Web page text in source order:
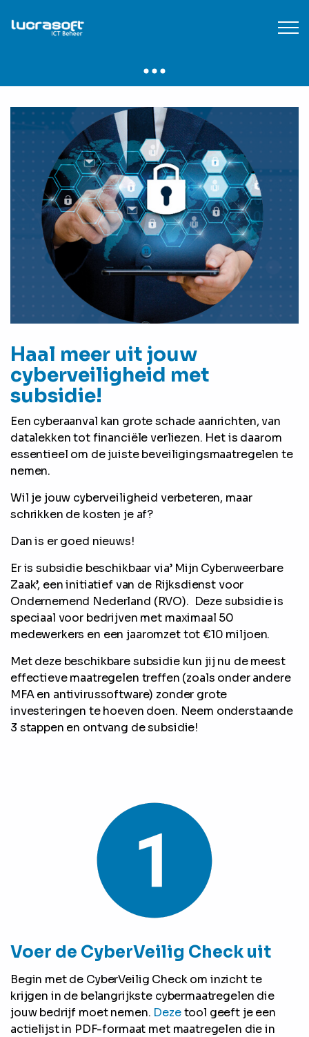
Haal meer uit jouw
cyberveiligheid met
subsidie!
Een cyberaanval kan grote schade aanrichten, van
datalekken tot financiële verliezen. Het is daarom
essentieel om de juiste beveiligingsmaatregelen te
nemen.
Wil je jouw cyberveiligheid verbeteren, maar
schrikken de kosten je af?
Dan is er goed nieuws!
Er is subsidie beschikbaar via’ Mijn Cyberweerbare
Zaak’, een initiatief van de Rijksdienst voor
Ondernemend Nederland (RVO). Deze subsidie is
speciaal voor bedrijven met maximaal 50
medewerkers en een jaaromzet tot €10 miljoen.
Met deze beschikbare subsidie kun jij nu de meest
effectieve maatregelen treffen (zoals onder andere
MFA en antivirussoftware) zonder grote
investeringen te hoeven doen. Neem onderstaande
3 stappen en ontvang de subsidie!
Voer de CyberVeilig Check uit
Begin met de CyberVeilig Check om inzicht te
krijgen in de belangrijkste cybermaatregelen die
jouw bedrijf moet nemen. Dezetool geeft je een
actielijst in PDF-formaat met maatregelen die in